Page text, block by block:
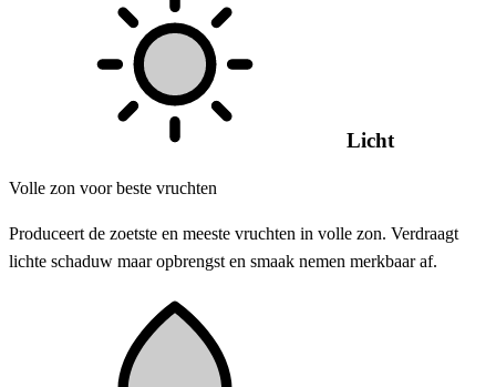
Licht
Volle zon voor beste vruchten
Produceert de zoetste en meeste vruchten in volle zon. Verdraagt
lichte schaduw maar opbrengst en smaak nemen merkbaar af.